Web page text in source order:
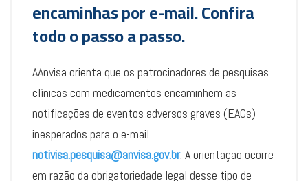
encaminhas por e-mail. Confira
todo o passo a passo.
AAnvisa orienta que os patrocinadores de pesquisas
clínicas com medicamentos encaminhem as
notificações de eventos adversos graves (EAGs)
inesperados para o e-mail
notivisa.pesquisa@anvisa.gov.br. A orientação ocorre
em razão da obrigatoriedade legal desse tipo de